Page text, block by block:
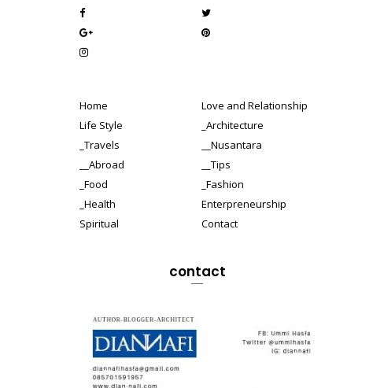
Home
Love and Relationship
Life Style
_Architecture
_Travels
__Nusantara
__Abroad
__Tips
_Food
_Fashion
_Health
Enterpreneurship
Spiritual
Contact
contact